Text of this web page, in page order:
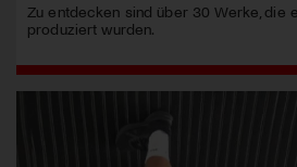
Zu entdecken sind über 30 Werke, die
produziert wurden.